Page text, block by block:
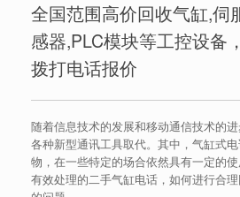
全国范围高价回收气缸,伺
感器,PLC模块等工控设备
拨打电话报价
随着信息技术的发展和移动通信技术的
各种新型通讯工具取代。其中，气缸式
物，在一些特定的场合依然具有一定的
有效处理的二手气缸电话，如何进行合